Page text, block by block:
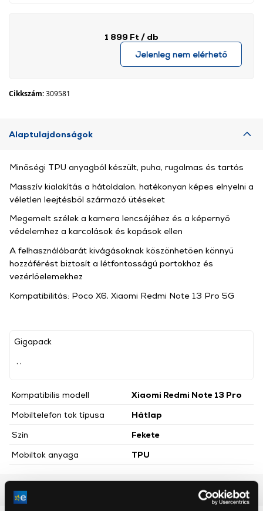
1 899 Ft / db
Jelenleg nem elérhető
Cikkszám:309581
Alaptulajdonságok
Gigapack
Kompatibilis modell
Xiaomi Redmi Note 13 Pro
Mobiltelefon tok típusa
Hátlap
Szín
Fekete
Mobiltok anyaga
TPU
Minőségi TPU anyagból készült, puha, rugalmas és tartós
Masszív kialakítás a hátoldalon, hatékonyan képes elnyelni a
véletlen leejtésből származó ütéseket
Megemelt szélek a kamera lencséjéhez és a képernyő
védelemhez a karcolások és kopások ellen
A felhasználóbarát kivágásoknak köszönhetően könnyű
hozzáférést biztosít a létfontosságú portokhoz és
vezérlőelemekhez
Kompatibilitás: Poco X6, Xiaomi Redmi Note 13 Pro 5G
Részletes ismertető